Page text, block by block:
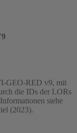
GEO-RED v9, mit
die IDs der LORs
siehe
(2023).